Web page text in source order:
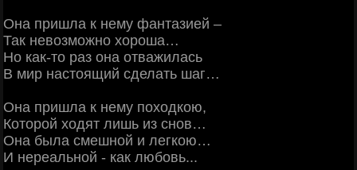
Она пришла к нему фантазией –
Так невозможно хороша…
Но как-то раз она отважилась
В мир настоящий сделать шаг…
Она пришла к нему походкою,
Которой ходят лишь из снов…
Она была смешной и легкою…
И нереальной - как любовь...